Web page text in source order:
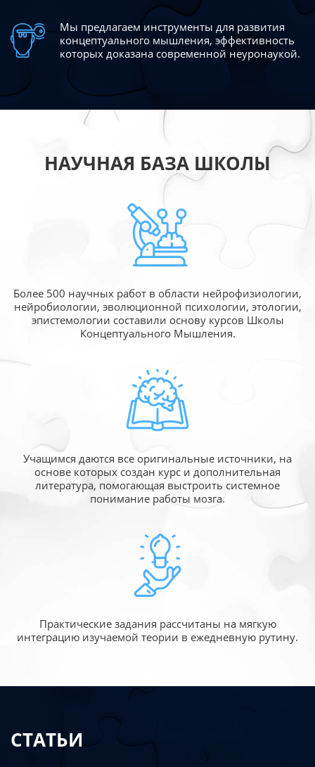
Мы предлагаем инструменты для развития
концептуального мышления, эффективность
которых доказана современной неуронаукой.
НАУЧНАЯ БАЗА ШКОЛЫ
Более 500 научных работ в области нейрофизиологии,
нейробиологии, эволюционной психологии, этологии,
эпистемологии составили основу курсов Школы
Концептуального Мышления.
Учащимся даются все оригинальные источники, на
основе которых создан курс и дополнительная
литература, помогающая выстроить системное
понимание работы мозга.
Практические задания рассчитаны на мягкую
интеграцию изучаемой теории в ежедневную рутину.
СТАТЬИ